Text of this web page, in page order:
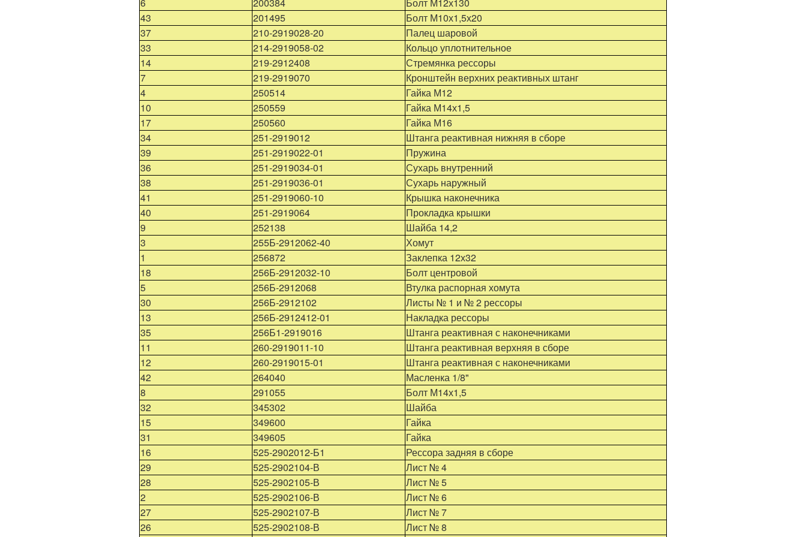
6 200384
Болт М12х130
43
201495
Болт М10х1,5х20
37
210-2919028-20
Палец шаровой
33
214-2919058-02
Кольцо уплотнительное
14
219-2912408
Стремянка рессоры
7
219-2919070
Кронштейн верхних реактивных штанг
4
250514
Гайка М12
10
250559
Гайка М14х1,5
17
250560
Гайка М16
34
251-2919012
Штанга реактивная нижняя в сборе
39
251-2919022-01
Пружина
36
251-2919034-01
Сухарь внутренний
38
251-2919036-01
Сухарь наружный
41
251-2919060-10
Крышка наконечника
40
251-2919064
Прокладка крышки
9
252138
Шайба 14,2
3
255Б-2912062-40
Хомут
1
256872
Заклепка 12х32
18
256Б-2912032-10
Болт центровой
5
256Б-2912068
Втулка распорная хомута
30
256Б-2912102
Листы № 1 и № 2 рессоры
13
256Б-2912412-01
Накладка рессоры
35
256Б1-2919016
Штанга реактивная с наконечниками
11
260-2919011-10
Штанга реактивная верхняя в сборе
12
260-2919015-01
Штанга реактивная с наконечниками
42
264040
Масленка 1/8"
8
291055
Болт М14х1,5
32
345302
Шайба
15
349600
Гайка
31
349605
Гайка
16
525-2902012-Б1
Рессора задняя в сборе
29
525-2902104-В
Лист № 4
28
525-2902105-В
Лист № 5
2
525-2902106-В
Лист № 6
27
525-2902107-В
Лист № 7
26
525-2902108-В
Лист № 8